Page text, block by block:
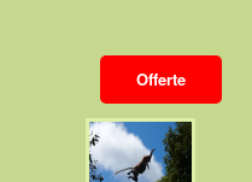
Offerte